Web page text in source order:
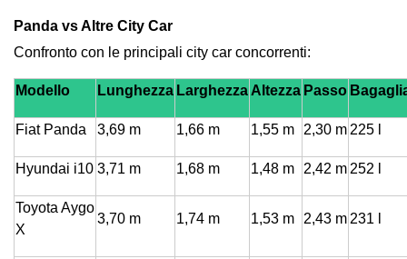
Panda vs Altre City Car
Confronto con le principali city car concorrenti:
Modello Lunghezza Larghezza Altezza Passo
Fiat Panda 3,69 m 1,66 m 1,55 m 2,30 m 225 l
Hyundai i10 3,71 m 1,68 m 1,48 m 2,42 m 252 l
Toyota Aygo
X
3,70 m 1,74 m 1,53 m 2,43 m 231 l